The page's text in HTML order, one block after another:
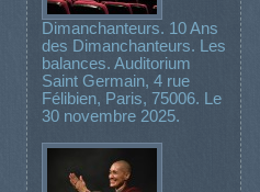
Dimanchanteurs. 10 Ans
des Dimanchanteurs. Les
balances. Auditorium
Saint Germain, 4 rue
Félibien, Paris, 75006. Le
30 novembre 2025.